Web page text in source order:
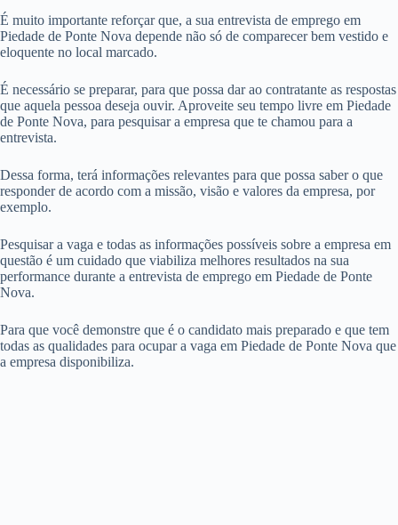
É muito importante reforçar que, a sua entrevista de emprego em
Piedade de Ponte Nova depende não só de comparecer bem vestido e
eloquente no local marcado.
É necessário se preparar, para que possa dar ao contratante as respostas
que aquela pessoa deseja ouvir. Aproveite seu tempo livre em Piedade
de Ponte Nova, para pesquisar a empresa que te chamou para a
entrevista.
Dessa forma, terá informações relevantes para que possa saber o que
responder de acordo com a missão, visão e valores da empresa, por
exemplo.
Pesquisar a vaga e todas as informações possíveis sobre a empresa em
questão é um cuidado que viabiliza melhores resultados na sua
performance durante a entrevista de emprego em Piedade de Ponte
Nova.
Para que você demonstre que é o candidato mais preparado e que tem
todas as qualidades para ocupar a vaga em Piedade de Ponte Nova que
a empresa disponibiliza.